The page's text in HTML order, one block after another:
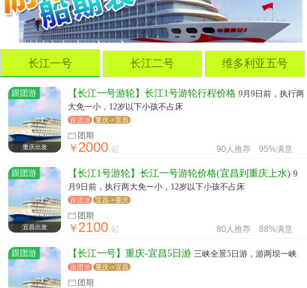
长江一号 长江二号 维多利亚五号
跟团游
重庆出发
【长江一号游轮】长江1号游轮行程价格 9月9日前，执行两
大免一小，12岁以下小孩不占床
跟团游 重庆->宜昌
团期
￥2000 起 90人推荐 95%满意
跟团游
宜昌出发
【长江1号游轮】长江一号游轮价格(宜昌到重庆上水) 9
月9日前，执行两大免一小，12岁以下小孩不占床
跟团游 宜昌->重庆
团期
￥2100 起 80人推荐 88%满意
跟团游 【长江一号】重庆-宜昌5日游 三峡全景5日游，游两坝一峡
跟团游 重庆->宜昌
团期